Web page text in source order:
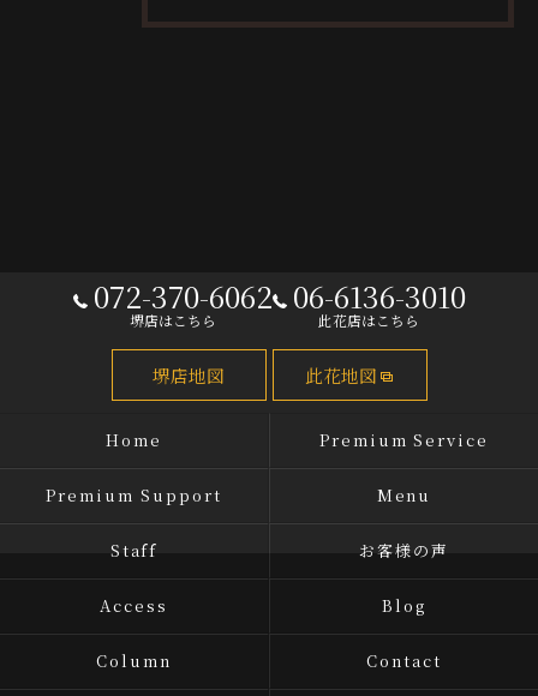
072-370-6062
堺店はこちら
06-6136-3010
此花店はこちら
堺店地図 此花地図
Home Premium Service
Premium Support Menu
Staff お客様の声
Access Blog
Column Contact